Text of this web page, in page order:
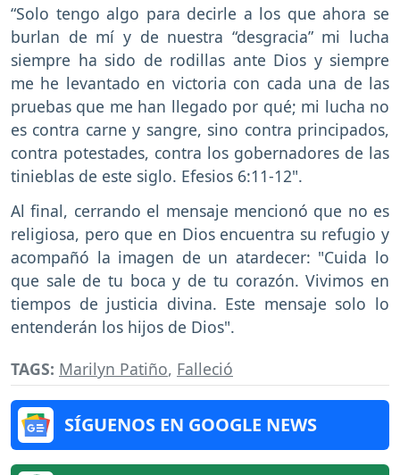
“Solo tengo algo para decirle a los que ahora se
burlan de mí y de nuestra “desgracia” mi lucha
siempre ha sido de rodillas ante Dios y siempre
me he levantado en victoria con cada una de las
pruebas que me han llegado por qué; mi lucha no
es contra carne y sangre, sino contra principados,
contra potestades, contra los gobernadores de las
tinieblas de este siglo. Efesios 6:11-12".
Al final, cerrando el mensaje mencionó que no es
religiosa, pero que en Dios encuentra su refugio y
acompañó la imagen de un atardecer: "Cuida lo
que sale de tu boca y de tu corazón. Vivimos en
tiempos de justicia divina. Este mensaje solo lo
entenderán los hijos de Dios".
TAGS: Marilyn Patiño, Falleció
SÍGUENOS EN GOOGLE NEWS